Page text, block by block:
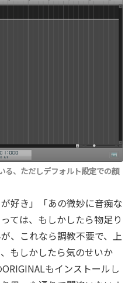
る、ただしデフォルト設定での顔
好き」「あの微妙に音痴な
ては、もしかしたら物足り
、これなら調教不要で、上
もしかしたら気のせいか
もインストールし